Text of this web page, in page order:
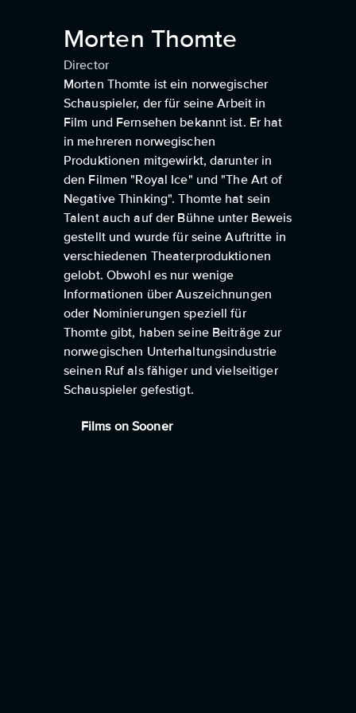
Morten Thomte
Director
Morten Thomte ist ein norwegischer
Schauspieler, der für seine Arbeit in
Film und Fernsehen bekannt ist. Er hat
in mehreren norwegischen
Produktionen mitgewirkt, darunter in
den Filmen "Royal Ice" und "The Art of
Negative Thinking". Thomte hat sein
Talent auch auf der Bühne unter Beweis
gestellt und wurde für seine Auftritte in
verschiedenen Theaterproduktionen
gelobt. Obwohl es nur wenige
Informationen über Auszeichnungen
oder Nominierungen speziell für
Thomte gibt, haben seine Beiträge zur
norwegischen Unterhaltungsindustrie
seinen Ruf als fähiger und vielseitiger
Schauspieler gefestigt.
Films on Sooner